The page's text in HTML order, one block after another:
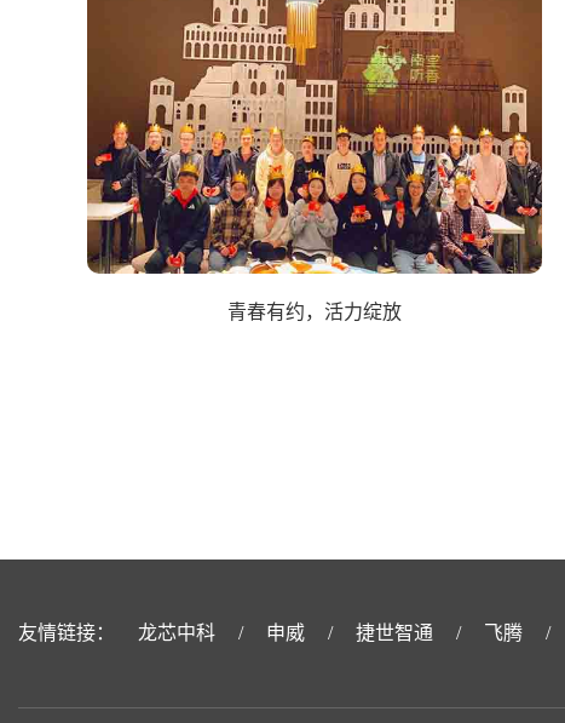
青春有约，活力绽放
友情链接： 龙芯中科 / 申威 / 捷世智通 / 飞腾 /